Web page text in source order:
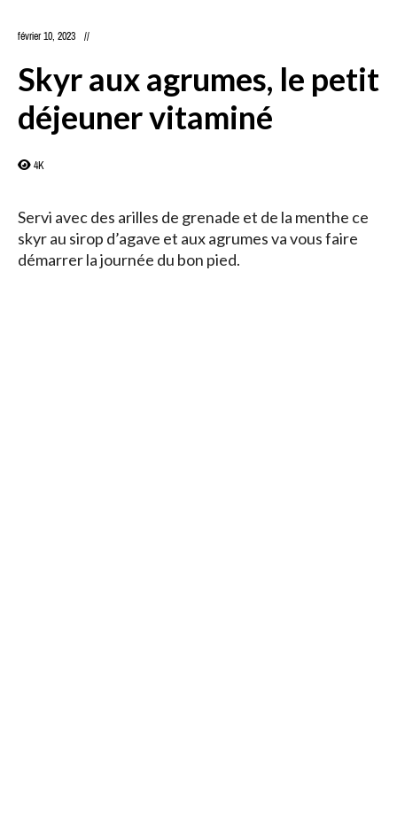
février 10, 2023
Skyr aux agrumes, le petit
déjeuner vitaminé
4K
Servi avec des arilles de grenade et de la menthe ce
skyr au sirop d’agave et aux agrumes va vous faire
démarrer la journée du bon pied.